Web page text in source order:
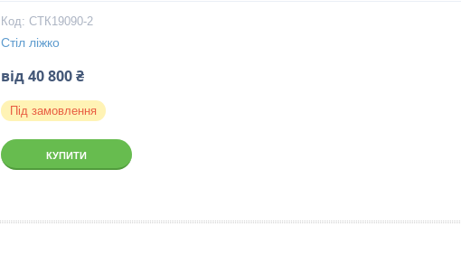
СТК19090-2
Стіл ліжко
від 40 800 ₴
Під замовлення
КУПИТИ